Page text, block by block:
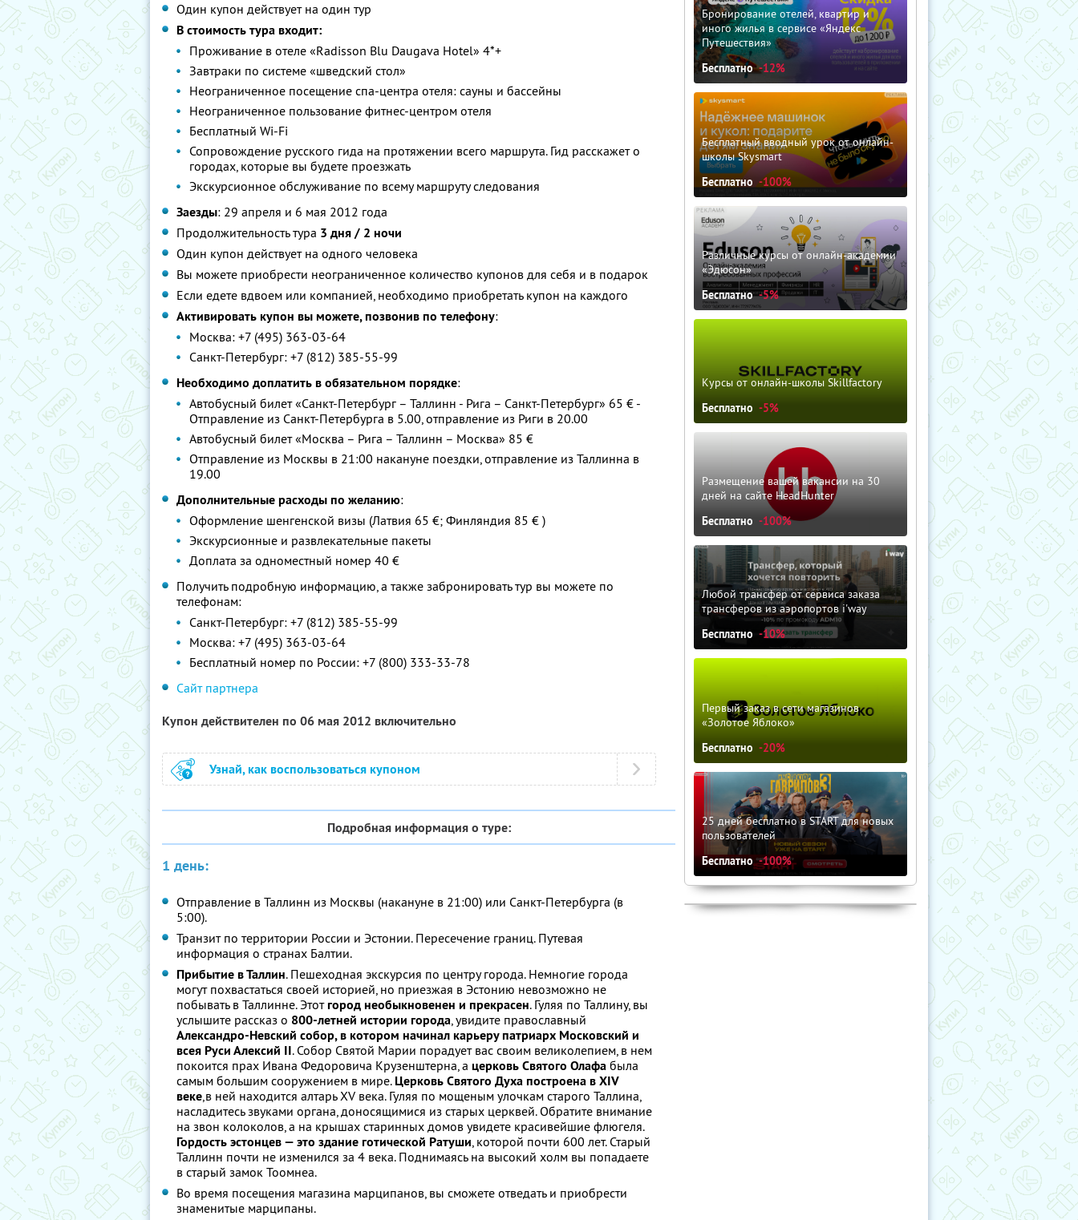
Один купон действует на один тур
В стоимость тура входит:
Проживание в отеле «Radisson Blu Daugava Hotel» 4*+
Завтраки по системе «шведский стол»
Неограниченное посещение спа-центра отеля: сауны и бассейны
Неограниченное пользование фитнес-центром отеля
Бесплатный Wi-Fi
Сопровождение русского гида на протяжении всего маршрута. Гид расскажет о
городах, которые вы будете проезжать
Экскурсионное обслуживание по всему маршруту следования
Заезды: 29 апреля и 6 мая 2012 года
Продолжительность тура 3 дня / 2 ночи
Один купон действует на одного человека
Вы можете приобрести неограниченное количество купонов для себя и в подарок
Если едете вдвоем или компанией, необходимо приобретать купон на каждого
Активировать купон вы можете, позвонив по телефону:
Москва: +7 (495) 363-03-64
Санкт-Петербург: +7 (812) 385-55-99
Необходимо доплатить в обязательном порядке:
Автобусный билет «Санкт-Петербург – Таллинн - Рига – Санкт-Петербург» 65 € -
Отправление из Санкт-Петербурга в 5.00, отправление из Риги в 20.00
Автобусный билет «Москва – Рига – Таллинн – Москва» 85 €
Отправление из Москвы в 21:00 накануне поездки, отправление из Таллинна в
19.00
Дополнительные расходы по желанию:
Оформление шенгенской визы (Латвия 65 €; Финляндия 85 € )
Экскурсионные и развлекательные пакеты
Доплата за одноместный номер 40 €
Получить подробную информацию, а также забронировать тур вы можете по
телефонам:
Санкт-Петербург: +7 (812) 385-55-99
Москва: +7 (495) 363-03-64
Бесплатный номер по России: +7 (800) 333-33-78
Сайт партнера
Купон действителен по 06 мая 2012 включительно
Узнай, как воспользоваться купоном
Подробная информация о туре:
1 день:
Отправление в Таллинн из Москвы (накануне в 21:00) или Санкт-Петербурга (в
5:00).
Транзит по территории России и Эстонии. Пересечение границ. Путевая
информация о странах Балтии.
Прибытие в Таллин. Пешеходная экскурсия по центру города. Немногие города
могут похвастаться своей историей, но приезжая в Эстонию невозможно не
побывать в Таллинне. Этотгород необыкновенен и прекрасен. Гуляя по Таллину, вы
услышите рассказ о 800-летней истории города, увидите православный
Александро-Невский собор, в котором начинал карьеру патриарх Московский и
всея Руси Алексий II. Собор Святой Марии порадует вас своим великолепием, в нем
покоится прах Ивана Федоровича Крузенштерна, а церковь Святого Олафа была
самым большим сооружением в мире. Церковь Святого Духа построена в XIV
веке,в ней находится алтарь XV века. Гуляя по мощеным улочкам старого Таллина,
насладитесь звуками органа, доносящимися из старых церквей. Обратите внимание
на звон колоколов, а на крышах старинных домов увидете красивейшие флюгеля.
Гордость эстонцев — это здание готической Ратуши, которой почти 600 лет. Старый
Таллинн почти не изменился за 4 века. Поднимаясь на высокий холм вы попадаете
в старый замок Тоомнеа.
Во время посещения магазина марципанов, вы сможете отведать и приобрести
знаменитые марципаны.
Бронирование отелей, квартир и
иного жилья в сервисе «Яндекс
Путешествия»
Бесплатно -12%
Бесплатный вводный урок от онлайн-
школы Skysmart
Бесплатно -100%
Различные курсы от онлайн-академии
«Эдюсон»
Бесплатно -5%
Курсы от онлайн-школы Skillfactory
Бесплатно -5%
Размещение вашей вакансии на 30
дней на сайте HeadHunter
Бесплатно -100%
Любой трансфер от сервиса заказа
трансферов из аэропортов i'way
Бесплатно -10%
Первый заказ в сети магазинов
«Золотое Яблоко»
Бесплатно -20%
25 дней бесплатно в START для новых
пользователей
Бесплатно -100%